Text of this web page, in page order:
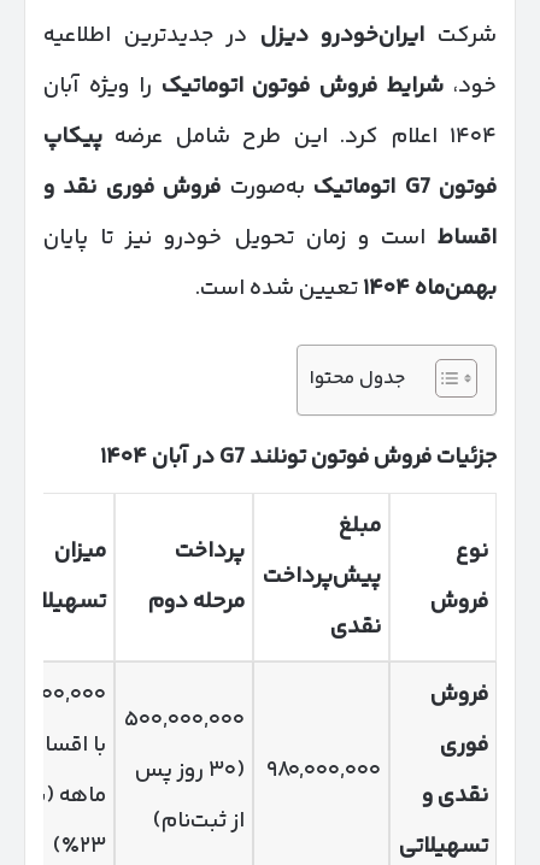
شرکت ایران‌خودرو دیزل در جدیدترین اطلاعیه
خود، شرایط فروش فوتون اتوماتیک را ویژه آبان
۱۴۰۴ اعلام کرد. این طرح شامل عرضه
پیکاپ
فوتون G7 اتوماتیک به‌صورت فروش فوری نقد و
اقساط است و زمان تحویل خودرو نیز تا پایان
بهمن‌ماه۱۴۰۴تعیین شده است.
جدول محتوا
جزئیات فروش فوتون تونلند در آبان۱۴۰۴
نوع
فروش
مبلغ
پیش‌پرداخت
نقدی
پرداخت
مرحله دوم
میزان
تسهیلات
فروش
فوری
نقدی و
تسهیلاتی
۹۸۰,۰۰۰,۰۰۰
۵۰۰,۰۰۰,۰۰۰
(۳۰ روز پس
از ثبت‌نام)
ماهه (نرخ
۲۳٪)